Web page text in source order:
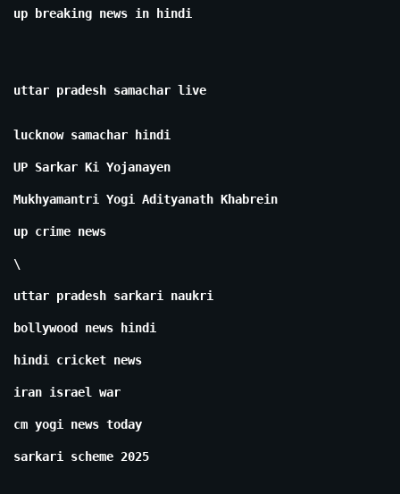
up breaking news in hindi
uttar pradesh samachar live
lucknow samachar hindi
UP Sarkar Ki Yojanayen
Mukhyamantri Yogi Adityanath Khabrein
up crime news
\
uttar pradesh sarkari naukri
bollywood news hindi
hindi cricket news
iran israel war
cm yogi news today
sarkari scheme 2025